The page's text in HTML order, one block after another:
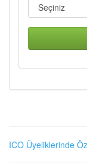
ICO Üyeliklerinde